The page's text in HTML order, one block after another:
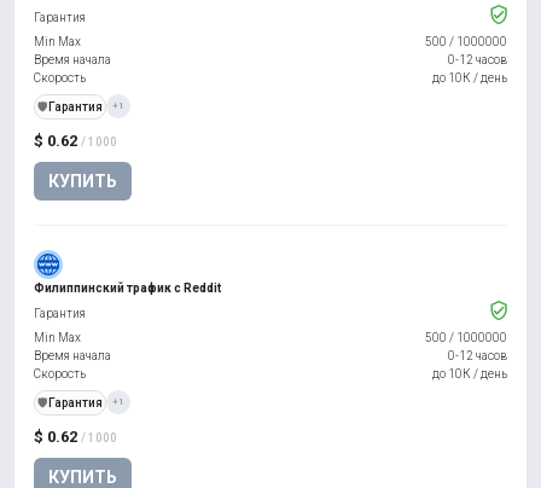
$ 0.62 / 1000
КУПИТЬ
Гарантия
Min Max
500 / 1000000
Время начала
0-12 часов
Скорость
до 10К / день
️🛡️ Гарантия +1
Филиппинский трафик с Reddit
$ 0.62 / 1000
КУПИТЬ
Гарантия
Min Max
500 / 1000000
Время начала
0-12 часов
Скорость
до 10К / день
️🛡️ Гарантия +1